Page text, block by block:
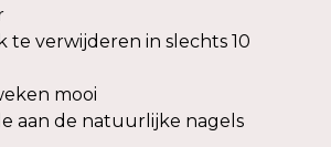
te verwijderen in slechts 10
mooi
aan de natuurlijke nagels